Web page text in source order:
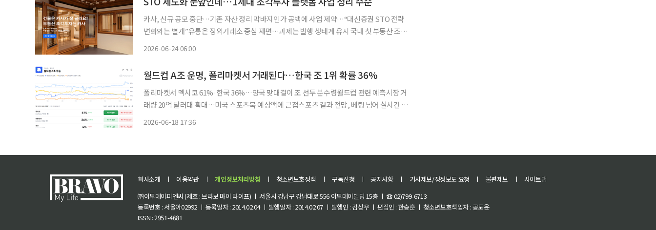
카사, 신규 공모 중단…기존 자산 정리 막바지인가 공백에 사업 제약…“대신증권 STO 전략
변화와는 별개”유통은 장외거래소 중심 재편…과제는 발행 생태계 유지 국내 첫 부동산 조각
2026-06-24 06:00
월드컵 A조 운명, 폴리마켓서 거래된다…한국 조 1위 확률 36%
폴리마켓서 멕시코 61%·한국 36%…양국 맞대결이 조 선두 분수령월드컵 관련 예측시장 거
래량 20억 달러대 확대…미국 스포츠북 예상액에 근접스포츠 결과 전망, 베팅 넘어 실시간 확
2026-06-18 17:36
회사소개 ㅣ 이용약관 ㅣ 개인정보처리방침 ㅣ 청소년보호정책 ㅣ 구독신청 ㅣ 공지사항 ㅣ 기사제보/정정보도 요청 ㅣ 불편제보 ㅣ
사이트맵
㈜이투데이피엔씨 (제호 : 브라보 마이 라이프) ㅣ 서울시 강남구 강남대로 556 이투데이빌딩 15층 ㅣ ☎ 02)799-6713
등록번호 : 서울아02992 ㅣ 등록일자 : 2014.02.04 ㅣ 발행일자 : 2014.02.07 ㅣ 발행인 : 김상우 ㅣ 편집인 : 한승훈 ㅣ 청소년보호책임자 : 공도윤
ISSN : 2951-4681